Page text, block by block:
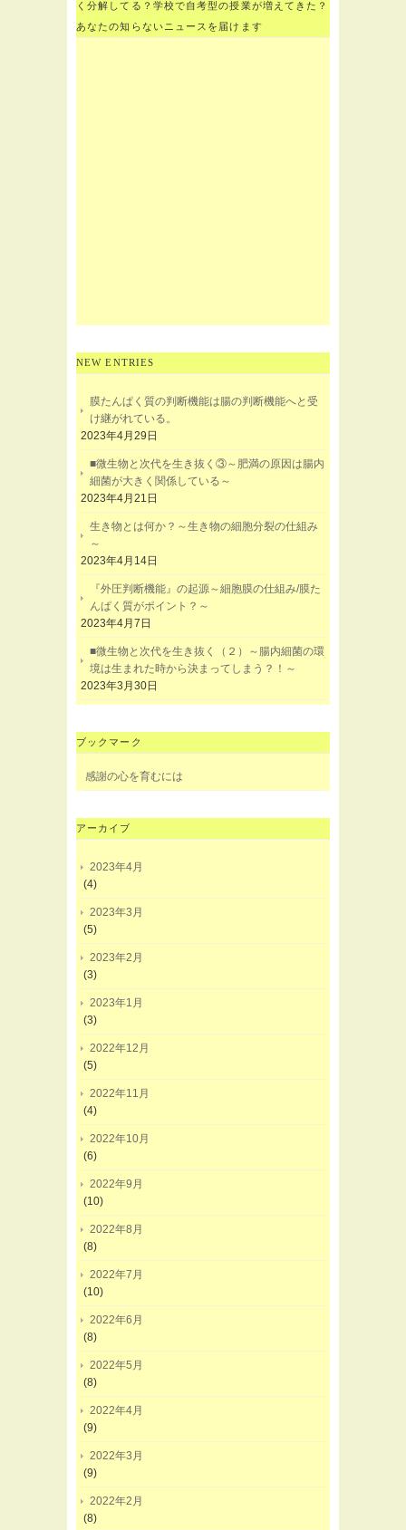
く分解してる？学校で自考型の授業が増えてきた？
あなたの知らないニュースを届けます
NEW ENTRIES
膜たんぱく質の判断機能は腸の判断機能へと受
け継がれている。
2023年4月29日
■微生物と次代を生き抜く③～肥満の原因は腸内
細菌が大きく関係している～
2023年4月21日
生き物とは何か？～生き物の細胞分裂の仕組み
～
2023年4月14日
『外圧判断機能』の起源～細胞膜の仕組み/膜た
んぱく質がポイント？～
2023年4月7日
■微生物と次代を生き抜く（２）～腸内細菌の環
境は生まれた時から決まってしまう？！～
2023年3月30日
ブックマーク
感謝の心を育むには
アーカイブ
2023年4月
(4)
2023年3月
(5)
2023年2月
(3)
2023年1月
(3)
2022年12月
(5)
2022年11月
(4)
2022年10月
(6)
2022年9月
(10)
2022年8月
(8)
2022年7月
(10)
2022年6月
(8)
2022年5月
(8)
2022年4月
(9)
2022年3月
(9)
2022年2月
(8)